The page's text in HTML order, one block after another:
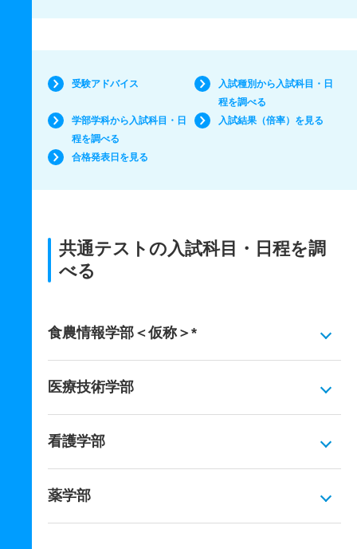
受験アドバイス
入試種別から入試科目・日
程を調べる
学部学科から入試科目・日
程を調べる
入試結果（倍率）を見る
合格発表日を見る
共通テストの入試科目・日程を調
べる
食農情報学部＜仮称＞*
医療技術学部
看護学部
薬学部